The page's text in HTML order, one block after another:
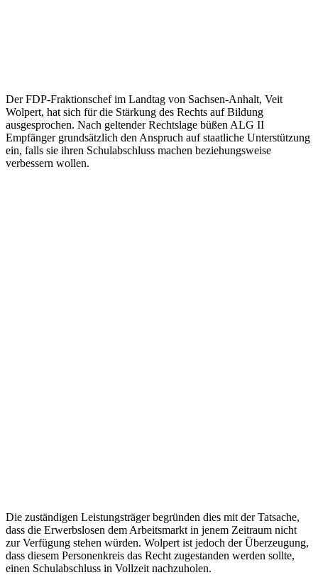
Der FDP-Fraktionschef im Landtag von Sachsen-Anhalt, Veit
Wolpert, hat sich für die Stärkung des Rechts auf Bildung
ausgesprochen. Nach geltender Rechtslage büßen ALG II
Empfänger grundsätzlich den Anspruch auf staatliche Unterstützung
ein, falls sie ihren Schulabschluss machen beziehungsweise
verbessern wollen.
Die zuständigen Leistungsträger begründen dies mit der Tatsache,
dass die Erwerbslosen dem Arbeitsmarkt in jenem Zeitraum nicht
zur Verfügung stehen würden. Wolpert ist jedoch der Überzeugung,
dass diesem Personenkreis das Recht zugestanden werden sollte,
einen Schulabschluss in Vollzeit nachzuholen.